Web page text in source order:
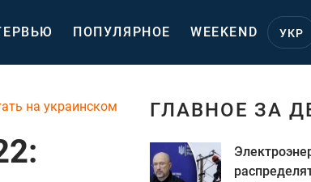
ПОПУЛЯРНОЕ WEEKEND УКР
на украинском ГЛАВНОЕ ЗА